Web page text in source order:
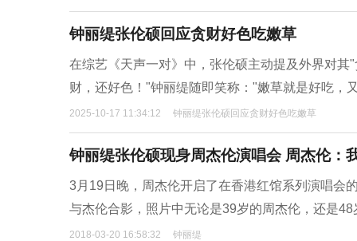
钟丽缇张伦硕回应贪财好色吃嫩草
在综艺《天声一对》中，张伦硕主动提及外界对
财，还好色！"钟丽缇随即笑称："嫩草就是好吃，
2025-10-17 11:34:12 钟丽缇张伦硕回应贪财好色吃嫩草
钟丽缇张伦硕现身周杰伦演唱会 周杰伦：
3月19日晚，周杰伦开启了在香港红馆系列演唱会
与杰伦合影，照片中无论是39岁的周杰伦，还是
2018-03-20 16:58:32 钟丽缇